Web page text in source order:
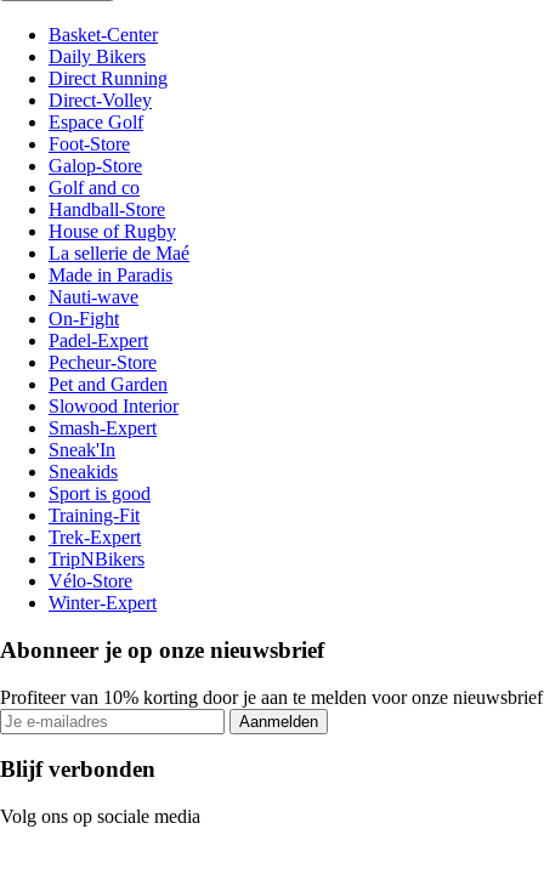
Basket-Center
Daily Bikers
Direct Running
Direct-Volley
Espace Golf
Foot-Store
Galop-Store
Golf and co
Handball-Store
House of Rugby
La sellerie de Maé
Made in Paradis
Nauti-wave
On-Fight
Padel-Expert
Pecheur-Store
Pet and Garden
Slowood Interior
Smash-Expert
Sneak'In
Sneakids
Sport is good
Training-Fit
Trek-Expert
TripNBikers
Vélo-Store
Winter-Expert
Abonneer je op onze nieuwsbrief
Profiteer van 10% korting door je aan te melden voor onze nieuwsbrief
Aanmelden
Blijf verbonden
Volg ons op sociale media